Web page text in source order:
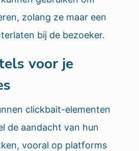
zolang ze maar een
bij de bezoeker.
voor je
clickbait-elementen
de aandacht van hun
vooral op platforms